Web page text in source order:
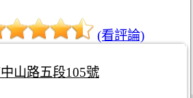
(看評論)
山路五段105號